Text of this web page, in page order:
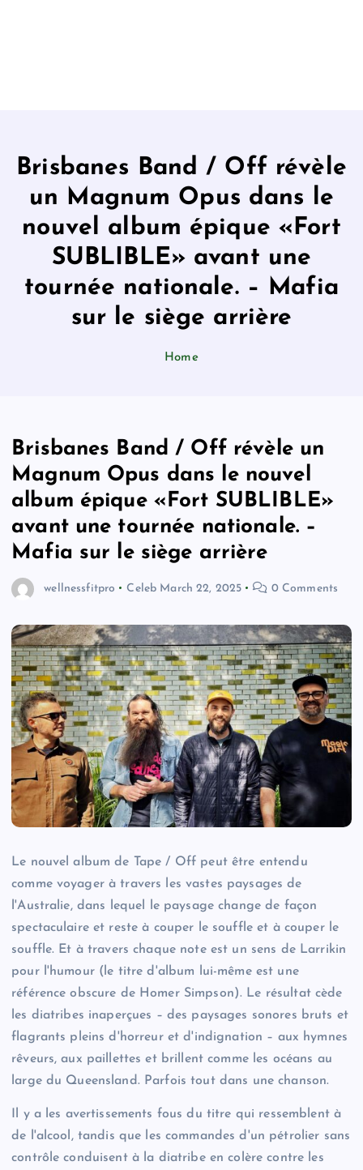
Brisbanes Band / Off révèle
un Magnum Opus dans le
nouvel album épique «Fort
SUBLIBLE» avant une
tournée nationale. – Mafia
sur le siège arrière
Home
Brisbanes Band / Off révèle un
Magnum Opus dans le nouvel
album épique «Fort SUBLIBLE»
avant une tournée nationale. –
Mafia sur le siège arrière
wellnessfitpro Celeb March 22, 2025 0 Comments
Le nouvel album de Tape / Off peut être entendu
comme voyager à travers les vastes paysages de
l'Australie, dans lequel le paysage change de façon
spectaculaire et reste à couper le souffle et à couper le
souffle. Et à travers chaque note est un sens de Larrikin
pour l'humour (le titre d'album lui-même est une
référence obscure de Homer Simpson). Le résultat cède
les diatribes inaperçues – des paysages sonores bruts et
flagrants pleins d'horreur et d'indignation – aux hymnes
rêveurs, aux paillettes et brillent comme les océans au
large du Queensland. Parfois tout dans une chanson.
Il y a les avertissements fous du titre qui ressemblent à
de l'alcool, tandis que les commandes d'un pétrolier sans
contrôle conduisent à la diatribe en colère contre les